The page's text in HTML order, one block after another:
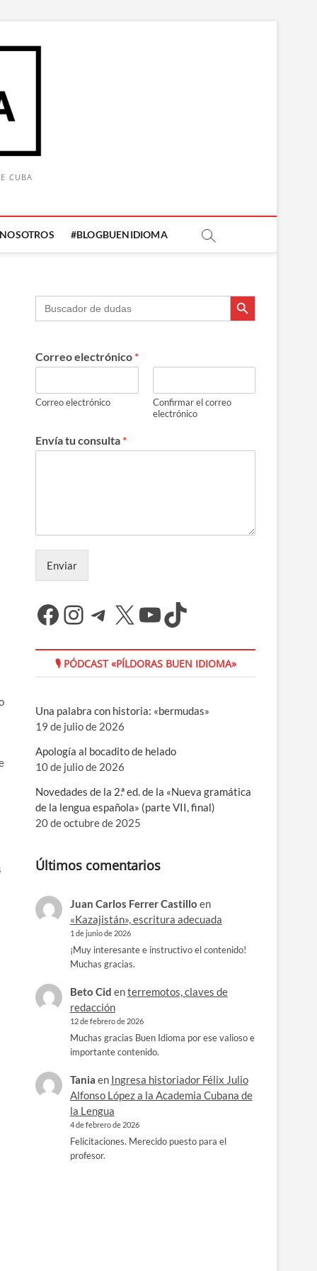
CUBA
#BLOGBUENIDIOMA Botón de búsqueda
Buscar: Botón de búsqueda
Correo electrónico *
Correo electrónico
Confirmar el correo
electrónico
Envía tu consulta *
Enviar
Facebook
Instagram
Telegram
X YouTube
TikTok
🎙 PÓDCAST «PÍLDORAS BUEN IDIOMA»
Una palabra con historia: «bermudas»
19 de julio de 2026
Apología al bocadito de helado
10 de julio de 2026
Novedades de la 2.ª ed. de la «Nueva gramática
de la lengua española» (parte VII, final)
20 de octubre de 2025
Últimos comentarios
Juan Carlos Ferrer Castillo en
«Kazajistán», escritura adecuada
1 de junio de 2026
¡Muy interesante e instructivo el contenido!
Muchas gracias.
Beto Cid enterremotos, claves de
redacción
12 de febrero de 2026
Muchas gracias Buen Idioma por ese valioso e
importante contenido.
Tania en Ingresa historiador Félix Julio
Alfonso López a la Academia Cubana de
la Lengua
4 de febrero de 2026
Felicitaciones. Merecido puesto para el
profesor.